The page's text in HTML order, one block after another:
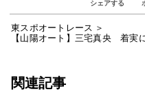
シェアする
東スポオートレース
【山陽オート】三宅真央 着実
関連記事